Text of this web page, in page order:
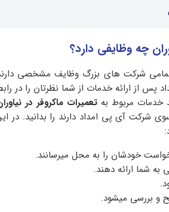
چه وظایفی دارد؟
تمامی شرکت های بزرگ وظایف مشخصی
ارائه خدمات از شما نظرتان را در
خدمات مربوط بهتعمیرات ماکروفر در
شرکت آی پی امداد دارند را بدانید. در
خودشان را به محل میرسانند.
شما ارائه دهند.
و بررسی میشود.